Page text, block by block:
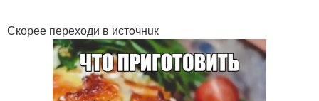
Скорее переходи в истoчнuк